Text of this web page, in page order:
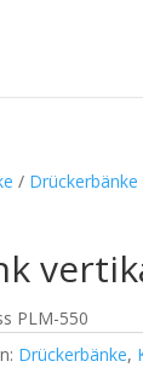
/ Drückerbänke
PLM-550
Drückerbänke,